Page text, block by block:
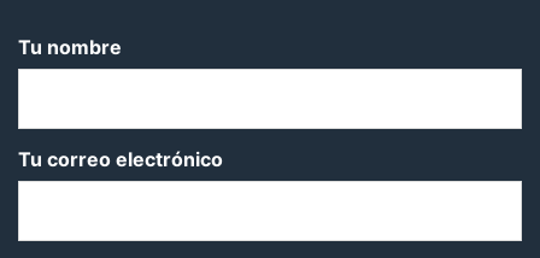
Tu nombre
Tu correo electrónico